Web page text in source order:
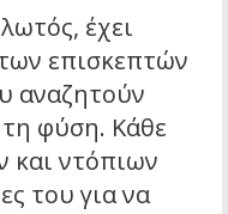
έχει
επισκεπτών
αναζητούν
φύση. Κάθε
και ντόπιων
του για να